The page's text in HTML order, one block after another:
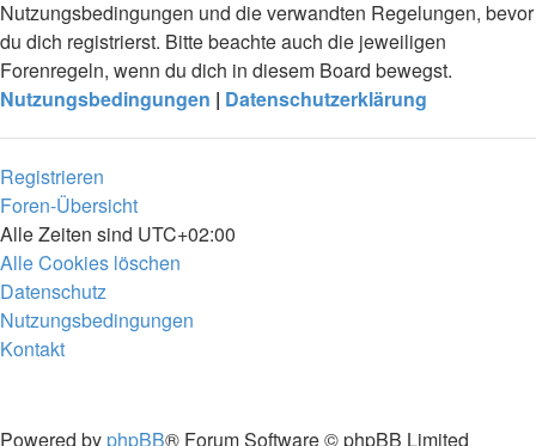
Nutzungsbedingungen und die verwandten Regelungen, bevor
du dich registrierst. Bitte beachte auch die jeweiligen
Forenregeln, wenn du dich in diesem Board bewegst.
Nutzungsbedingungen | Datenschutzerklärung
Registrieren
Foren-Übersicht
Alle Zeiten sind UTC+02:00
Alle Cookies löschen
Datenschutz
Nutzungsbedingungen
Kontakt
Powered by phpBB® Forum Software © phpBB Limited